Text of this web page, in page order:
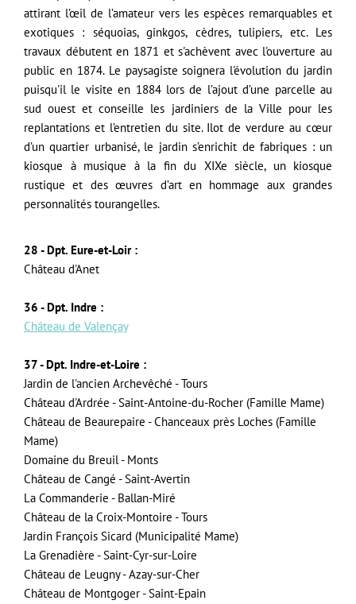
attirant l’œil de l’amateur vers les espèces remarquables et
exotiques : séquoias, ginkgos, cèdres, tulipiers, etc. Les
travaux débutent en 1871 et s'achèvent avec l'ouverture au
public en 1874. Le paysagiste soignera l'évolution du jardin
puisqu'il le visite en 1884 lors de l’ajout d’une parcelle au
sud ouest et conseille les jardiniers de la Ville pour les
replantations et l’entretien du site. Ilot de verdure au cœur
d’un quartier urbanisé, le jardin s’enrichit de fabriques : un
kiosque à musique à la fin du XIXe siècle, un kiosque
rustique et des œuvres d’art en hommage aux grandes
personnalités tourangelles.
28 - Dpt. Eure-et-Loir :
Château d'Anet
36 - Dpt. Indre :
Château de Valençay
37 - Dpt. Indre-et-Loire :
Jardin de l'ancien Archevêché -Tours
Château d'Ardrée - Saint-Antoine-du-Rocher (Famille Mame)
Château de Beaurepaire - Chanceaux près Loches (Famille
Mame)
Domaine du Breuil - Monts
Château de Cangé - Saint-Avertin
La Commanderie - Ballan-Miré
Château de la Croix-Montoire - Tours
Jardin François Sicard (Municipalité Mame)
La Grenadière - Saint-Cyr-sur-Loire
Château de Leugny - Azay-sur-Cher
Château de Montgoger - Saint-Epain